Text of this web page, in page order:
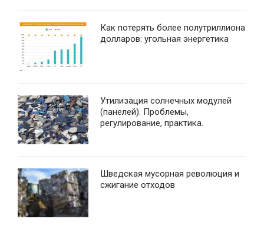
Как потерять более полутриллиона
долларов: угольная энергетика
Утилизация солнечных модулей
(панелей). Проблемы,
регулирование, практика.
Шведская мусорная революция и
сжигание отходов